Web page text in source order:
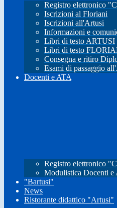
Registro elettronico
Iscrizioni al Floriani
Iscrizioni all'Artusi
Informazioni e
Libri di testo ARTUSI
Libri di testo
Consegna e ritiro
Esami di passaggio
Docenti e ATA
Registro elettronico
Modulistica Docenti e
"Bartusi"
News
Ristorante didattico "Artusi"